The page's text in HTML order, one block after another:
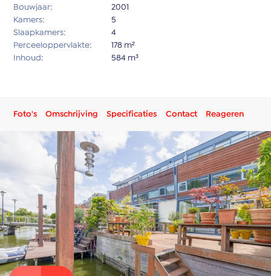
Bouwjaar:
2001
Kamers:
5
Slaapkamers:
4
Perceeloppervlakte:
178 m²
Inhoud:
584 m³
Foto's Omschrijving Specificaties Contact Reageren